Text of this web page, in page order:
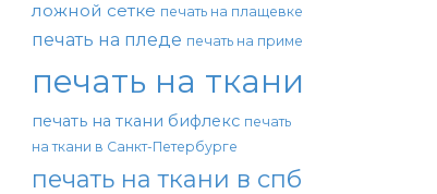
ложной сетке печать на плащевке
печать на пледе печать на приме
печать на ткани
печать на ткани бифлекс печать
на ткани в Санкт-Петербурге
печать на ткани в спб